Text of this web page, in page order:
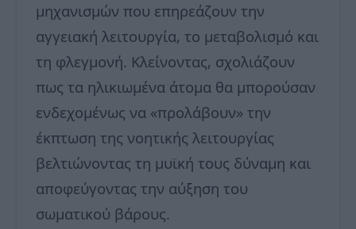
μηχανισμών που επηρεάζουν την
αγγειακή λειτουργία, το μεταβολισμό και
τη φλεγμονή. Κλείνοντας, σχολιάζουν
πως τα ηλικιωμένα άτομα θα μπορούσαν
ενδεχομένως να «προλάβουν» την
έκπτωση της νοητικής λειτουργίας
βελτιώνοντας τη μυϊκή τους δύναμη και
αποφεύγοντας την αύξηση του
σωματικού βάρους.